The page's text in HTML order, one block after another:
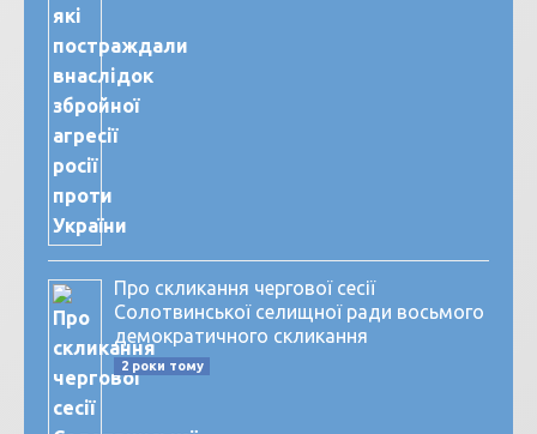
Про скликання чергової сесії
Солотвинської селищної ради восьмого
демократичного скликання
2 роки тому